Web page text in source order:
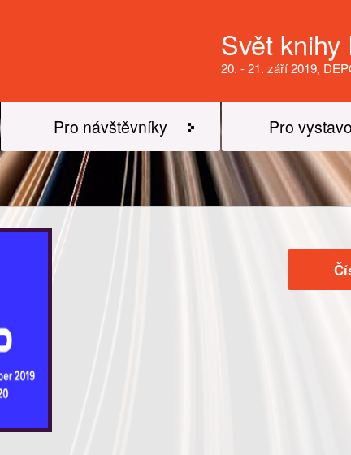
Svět
20. - 21. září 2019,
Pro
Pro návštěvníky